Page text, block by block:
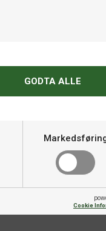
GODTA ALLE
Cookie